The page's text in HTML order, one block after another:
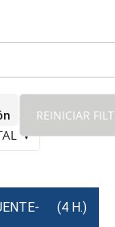
▾
REINICIAR
(4 H.)